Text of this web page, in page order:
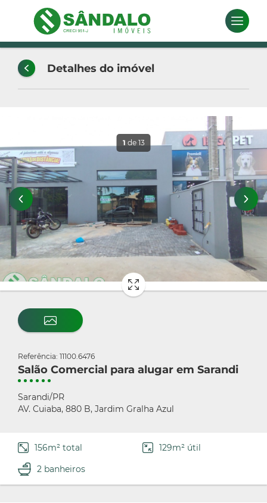
Detalhes do imóvel
1 de 13
Referência: 11100.6476
Salão Comercial para alugar em Sarandi
Sarandi/PR
AV. Cuiaba, 880 B, Jardim Gralha Azul
156m² total
129m² útil
2 banheiros